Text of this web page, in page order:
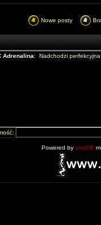
Nowe posty
Powered by phpBB